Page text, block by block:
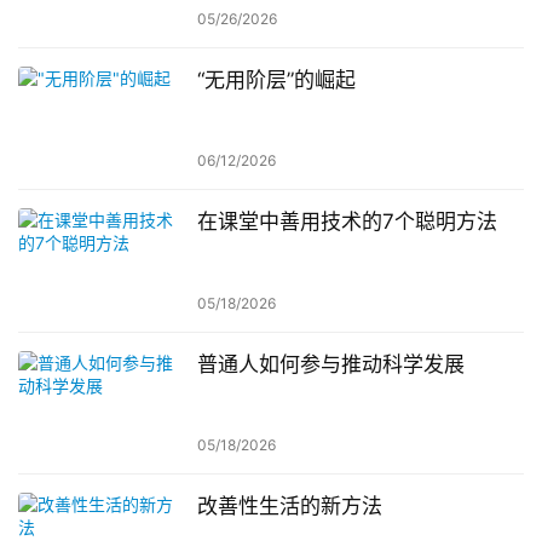
05/26/2026
“无用阶层”的崛起
06/12/2026
在课堂中善用技术的7个聪明方法
05/18/2026
普通人如何参与推动科学发展
05/18/2026
改善性生活的新方法